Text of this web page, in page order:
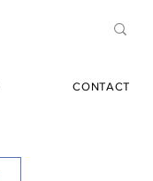
CONTACT